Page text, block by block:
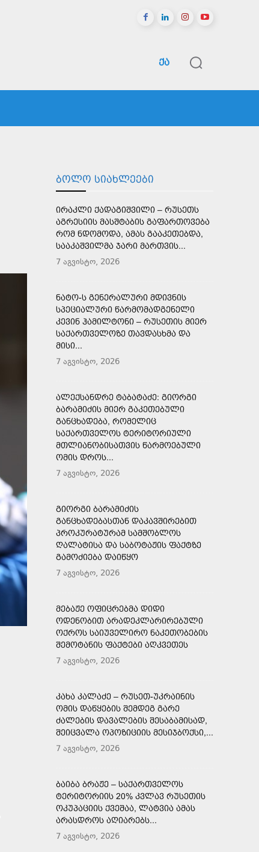
ᲥᲐ
ᲑᲝᲚᲝ ᲡᲘᲐᲮᲚᲔᲔᲑᲘ
ᲘᲠᲐᲙᲚᲘ ᲥᲐᲓᲐᲒᲘᲨᲕᲘᲚᲘ – ᲠᲣᲡᲔᲗᲡ
ᲐᲒᲠᲔᲡᲘᲘᲡ ᲛᲐᲡᲨᲢᲐᲑᲘᲡ ᲒᲐᲤᲐᲠᲗᲝᲕᲔᲑᲐ
ᲠᲝᲛ ᲜᲓᲝᲛᲝᲓᲐ, ᲐᲛᲐᲡ ᲒᲐᲐᲙᲔᲗᲔᲑᲓᲐ,
ᲡᲐᲐᲙᲐᲨᲕᲘᲚᲛᲐ ᲯᲐᲠᲘ ᲛᲐᲠᲗᲕᲘᲡ...
7 აგვისტო, 2026
ᲜᲐᲢᲝ-Ს ᲒᲔᲜᲔᲠᲐᲚᲣᲠᲘ ᲛᲓᲘᲕᲜᲘᲡ
ᲡᲞᲔᲪᲘᲐᲚᲣᲠᲘ ᲬᲐᲠᲛᲝᲛᲐᲓᲒᲔᲜᲔᲚᲘ
ᲙᲔᲕᲘᲜ ᲰᲐᲛᲘᲚᲢᲝᲜᲘ – ᲠᲣᲡᲔᲗᲘᲡ ᲛᲘᲔᲠ
ᲡᲐᲥᲐᲠᲗᲕᲔᲚᲝᲖᲔ ᲗᲐᲕᲓᲐᲡᲮᲛᲐ ᲓᲐ
ᲛᲘᲡᲘ...
7 აგვისტო, 2026
ᲐᲚᲔᲥᲡᲐᲜᲓᲠᲔ ᲢᲐᲑᲐᲢᲐᲫᲔ: ᲒᲘᲝᲠᲒᲘ
ᲑᲐᲠᲐᲛᲘᲫᲘᲡ ᲛᲘᲔᲠ ᲒᲐᲙᲔᲗᲔᲑᲣᲚᲘ
ᲒᲐᲜᲪᲮᲐᲓᲔᲑᲐ, ᲠᲝᲛᲔᲚᲘᲪ
ᲡᲐᲥᲐᲠᲗᲕᲔᲚᲝᲡ ᲢᲔᲠᲘᲢᲝᲠᲘᲣᲚᲘ
ᲛᲗᲚᲘᲐᲜᲝᲑᲘᲡᲐᲗᲕᲘᲡ ᲬᲐᲠᲛᲝᲔᲑᲣᲚᲘ
ᲝᲛᲘᲡ ᲓᲠᲝᲡ...
7 აგვისტო, 2026
ᲒᲘᲝᲠᲒᲘ ᲑᲐᲠᲐᲛᲘᲫᲘᲡ
ᲒᲐᲜᲪᲮᲐᲓᲔᲑᲐᲡᲗᲐᲜ ᲓᲐᲙᲐᲕᲨᲘᲠᲔᲑᲘᲗ
ᲞᲠᲝᲙᲣᲠᲐᲢᲣᲠᲐᲛ ᲡᲐᲛᲨᲝᲑᲚᲝᲡ
ᲦᲐᲚᲐᲢᲘᲡᲐ ᲓᲐ ᲡᲐᲑᲝᲢᲐᲟᲘᲡ ᲤᲐᲥᲢᲖᲔ
ᲒᲐᲛᲝᲫᲘᲔᲑᲐ ᲓᲐᲘᲬᲧᲝ
7 აგვისტო, 2026
ᲛᲔᲑᲐᲟᲔ ᲝᲤᲘᲪᲠᲔᲑᲛᲐ ᲓᲘᲓᲘ
ᲝᲓᲔᲜᲝᲑᲘᲗ ᲐᲠᲐᲓᲔᲙᲚᲐᲠᲘᲠᲔᲑᲣᲚᲘ
ᲝᲥᲠᲝᲡ ᲡᲐᲘᲣᲕᲔᲚᲘᲠᲝ ᲜᲐᲙᲔᲗᲝᲑᲔᲑᲘᲡ
ᲨᲔᲛᲝᲢᲐᲜᲘᲡ ᲤᲐᲥᲢᲔᲑᲘ ᲐᲦᲙᲕᲔᲗᲔᲡ
7 აგვისტო, 2026
ᲙᲐᲮᲐ ᲙᲐᲚᲐᲫᲔ – ᲠᲣᲡᲔᲗ-ᲣᲙᲠᲐᲘᲜᲘᲡ
ᲝᲛᲘᲡ ᲓᲐᲬᲧᲔᲑᲘᲡ ᲨᲔᲛᲓᲔᲒ ᲒᲐᲠᲔ
ᲫᲐᲚᲔᲑᲘᲡ ᲓᲐᲕᲐᲚᲔᲑᲘᲡ ᲨᲔᲡᲐᲑᲐᲛᲘᲡᲐᲓ,
ᲨᲔᲘᲪᲕᲐᲚᲐ ᲝᲞᲝᲖᲘᲪᲘᲘᲡ ᲛᲔᲡᲘᲯᲑᲝᲥᲡᲘ,...
7 აგვისტო, 2026
ᲑᲐᲘᲑᲐ ᲑᲠᲐᲟᲔ – ᲡᲐᲥᲐᲠᲗᲕᲔᲚᲝᲡ
ᲢᲔᲠᲘᲢᲝᲠᲘᲘᲡ 20% ᲙᲕᲚᲐᲕ ᲠᲣᲡᲔᲗᲘᲡ
ᲝᲙᲣᲞᲐᲪᲘᲘᲡ ᲥᲕᲔᲨᲐᲐ, ᲚᲐᲢᲕᲘᲐ ᲐᲛᲐᲡ
ᲐᲠᲐᲡᲓᲠᲝᲡ ᲐᲦᲘᲐᲠᲔᲑᲡ...
7 აგვისტო, 2026